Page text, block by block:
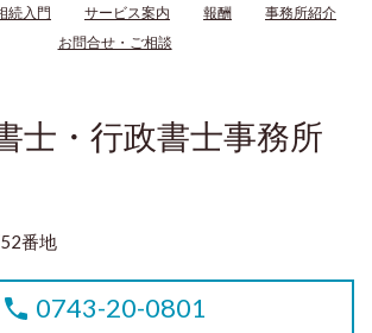
続入門 サービス案内 報酬
事務所紹介
お問合せ・ご相談
士・行政書士事務所
番地
0743-20-0801